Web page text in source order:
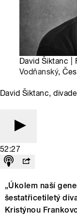
David Šiktanc |
Vodňanský,
David Šiktanc,
52:27
„Úkolem naší
šestatřicetiletý
Kristýnou